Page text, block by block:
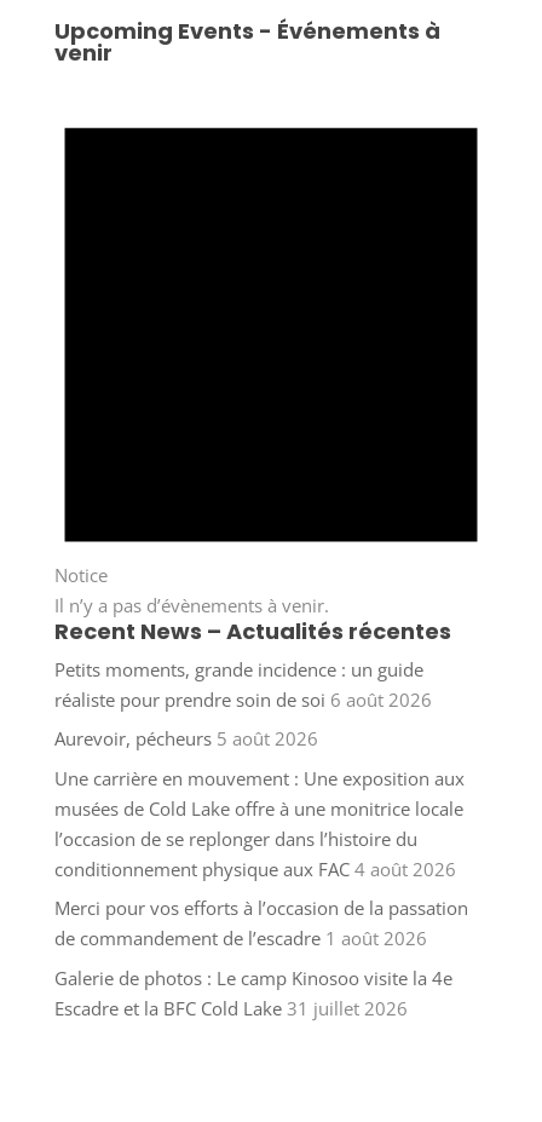
Upcoming Events - Événements à
venir
Notice
Il n’y a pas d’évènements à venir.
Recent News – Actualités récentes
Petits moments, grande incidence : un guide
réaliste pour prendre soin de soi 6 août 2026
Aurevoir, pécheurs 5 août 2026
Une carrière en mouvement : Une exposition aux
musées de Cold Lake offre à une monitrice locale
l’occasion de se replonger dans l’histoire du
conditionnement physique aux FAC 4 août 2026
Merci pour vos efforts à l’occasion de la passation
de commandement de l’escadre 1 août 2026
Galerie de photos : Le camp Kinosoo visite la 4e
Escadre et la BFC Cold Lake 31 juillet 2026